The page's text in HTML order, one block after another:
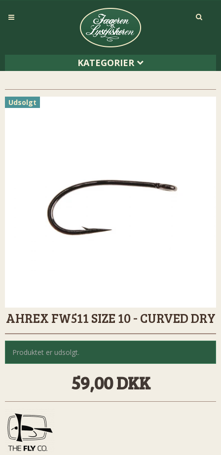
KATEGORIER
Udsolgt
AHREX FW511 SIZE 10 - CURVED DRY
Produktet er udsolgt.
59,00 DKK